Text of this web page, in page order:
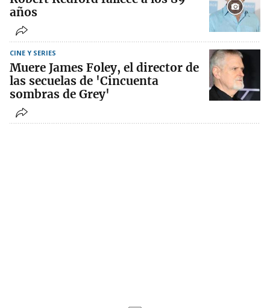
años
CINE Y SERIES
Muere James Foley, el director de
las secuelas de 'Cincuenta
sombras de Grey'